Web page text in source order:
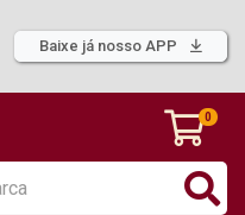
Baixe já nosso APP
0